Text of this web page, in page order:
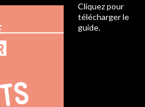
Cliquez pour
télécharger le
guide.